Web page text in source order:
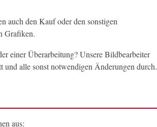
auch den Kauf oder den sonstigen
Grafiken.
einer Überarbeitung? Unsere Bildbearbeiter
und alle sonst notwendigen Änderungen durch.
aus: